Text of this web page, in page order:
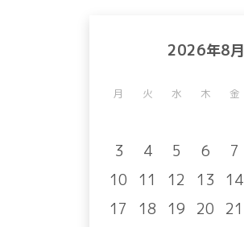
2026年8月
月 火 水 木 金
3
4 5 6 7
10
11 12 13 14
17
18 19 20 21